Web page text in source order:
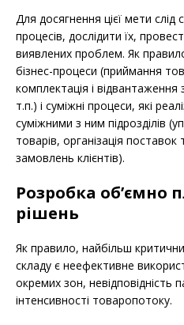
Для досягнення цієї мети слід
процесів, дослідити їх,
виявлених проблем. Як
бізнес-процеси (приймання
комплектація і відвантаження
т.п.) і суміжні процеси, які
суміжними з ним підрозділів
товарів, організація поставок
замовлень клієнтів).
Розробка об’ємно
рішень
Як правило, найбільш
складу є неефективне
окремих зон, невідповідність
інтенсивності товаропотоку.